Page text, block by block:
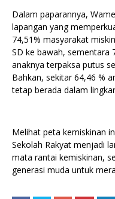
Dalam paparannya,
lapangan yang
74,51% masyarakat
SD ke bawah, sementara
anaknya terpaksa putus
Bahkan, sekitar 64,46 %
tetap berada dalam
Melihat peta kemiskinan
Sekolah Rakyat menjadi
mata rantai kemiskinan,
generasi muda untuk